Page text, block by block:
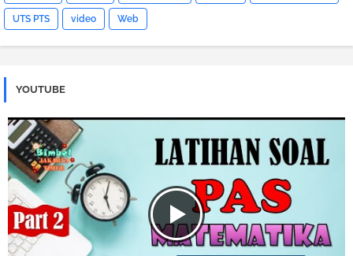
UTS PTS video Web
YOUTUBE